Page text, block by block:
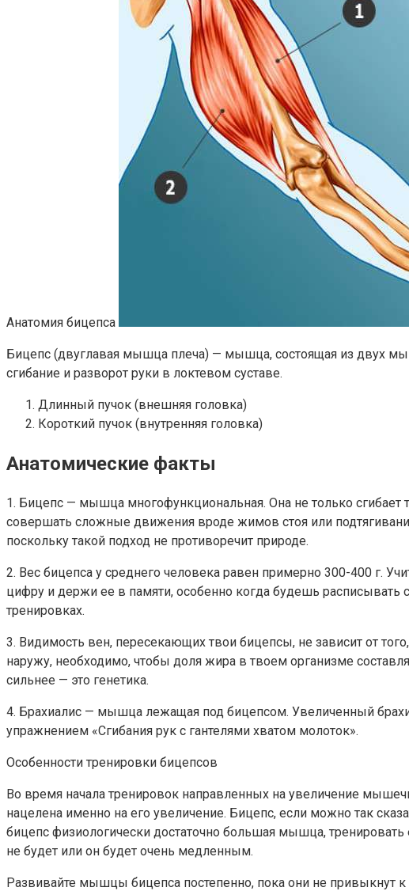
Анатомия бицепса
Бицепс (двуглавая мышца плеча) — мышца, состоящая из двух
сгибание и разворот руки в локтевом суставе.
Длинный пучок (внешняя головка)
Короткий пучок (внутренняя головка)
Анатомические факты
1. Бицепс — мышца многофункциональная. Она не только
совершать сложные движения вроде жимов стоя или
поскольку такой подход не противоречит природе.
2. Вес бицепса у среднего человека равен примерно 300-400 г.
цифру и держи ее в памяти, особенно когда будешь расписывать
тренировках.
3. Видимость вен, пересекающих твои бицепсы, не зависит от
наружу, необходимо, чтобы доля жира в твоем организме
сильнее — это генетика.
4. Брахиалис — мышца лежащая под бицепсом. Увеличенный
упражнением «Сгибания рук с гантелями хватом молоток».
Особенности тренировки бицепсов
Во время начала тренировок направленных на увеличение
нацелена именно на его увеличение. Бицепс, если можно так
бицепс физиологически достаточно большая мышца,
не будет или он будет очень медленным.
Развивайте мышцы бицепса постепенно, пока они не привыкнут